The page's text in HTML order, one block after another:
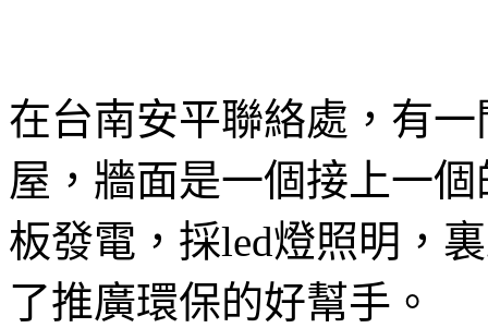
在台南安平聯絡處，有
屋，牆面是一個接上一
板發電，採led燈照明，
了推廣環保的好幫手。